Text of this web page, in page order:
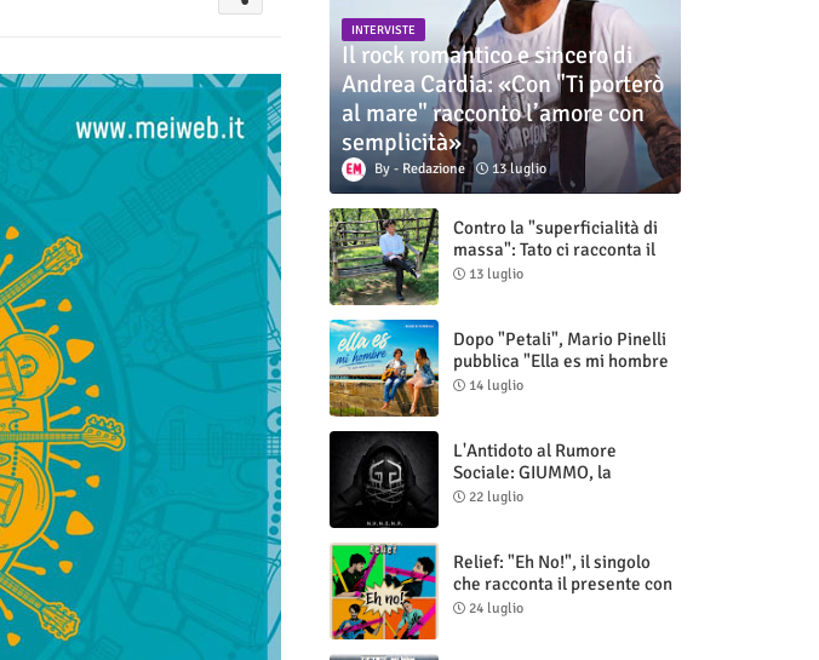
INTERVISTE
Il rock romantico e sincero di
Andrea Cardia: «Con "Ti porterò
al mare" racconto l’amore con
semplicità»
Redazione 13 luglio
Contro la "superficialità di
massa": Tato ci racconta il
nuovo singolo "Vuoti digitali"
13 luglio
Dopo "Petali", Mario Pinelli
pubblica "Ella es mi hombre
(Il mio uomo è lei)"
14 luglio
L'Antidoto al Rumore
Sociale: GIUMMO, la
Maschera e la Cruda Verità
22 luglio
Relief: "Eh No!", il singolo
che racconta il presente con
ironia e autenticità
24 luglio